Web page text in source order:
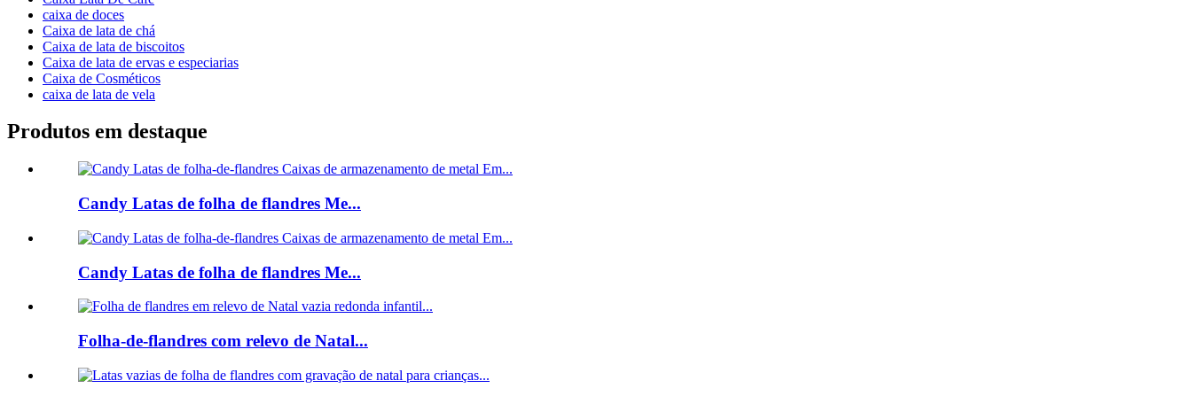
caixa de doces
Caixa de lata de chá
Caixa de lata de biscoitos
Caixa de lata de ervas e especiarias
Caixa de Cosméticos
caixa de lata de vela
Produtos em destaque
Candy Latas de folha de flandres Me...
Candy Latas de folha de flandres Me...
Folha-de-flandres com relevo de Natal...